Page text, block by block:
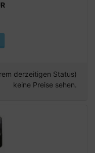
derzeitigen Status)
keine Preise sehen.